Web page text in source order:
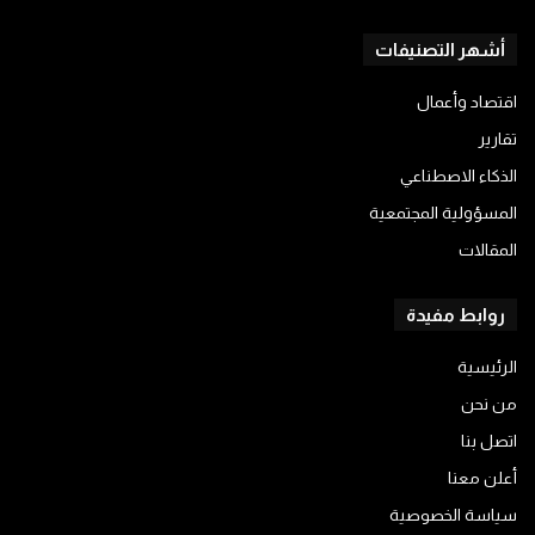
أشهر التصنيفات
اقتصاد وأعمال
تقارير
الذكاء الاصطناعي
المسؤولية المجتمعية
المقالات
روابط مفيدة
الرئيسية
من نحن
اتصل بنا
أعلن معنا
سياسة الخصوصية